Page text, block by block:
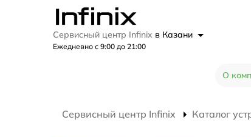
Сервисный центр Infinix в Казани
Ежедневно с 9:00 до 21:00
О
Сервисный центр Infinix Каталог